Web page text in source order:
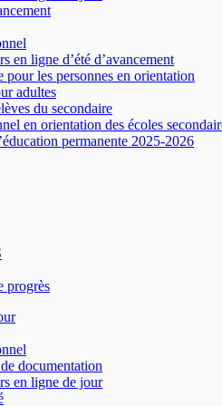
en ligne d’été d’avancement
les personnes en orientation
adultes
du secondaire
en orientation des écoles
permanente 2025-2026
progrès
documentation
en ligne de jour